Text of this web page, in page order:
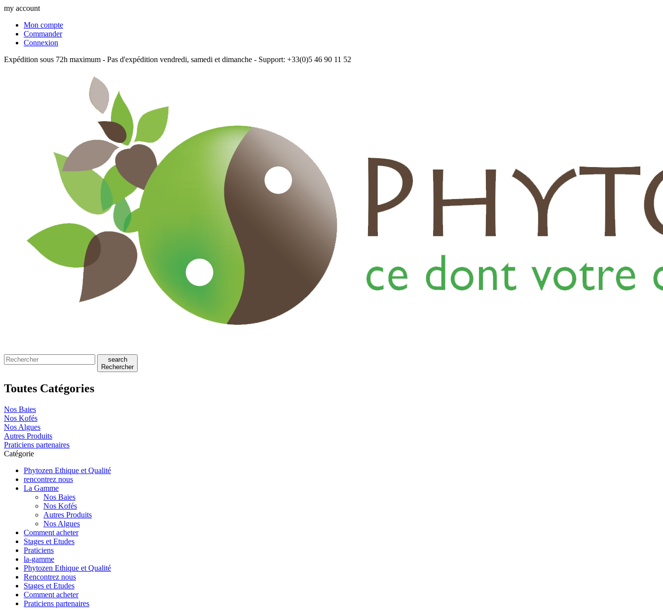
my account
Mon compte
Commander
Connexion
Expédition sous 72h maximum - Pas d'expédition vendredi, samedi et dimanche - Support: +33(0)5 46 90 11 52
search
Rechercher
Toutes Catégories
Nos Baies
Nos Kofés
Nos Algues
Autres Produits
Praticiens partenaires
Catégorie
Phytozen Ethique et Qualité
rencontrez nous
La Gamme
Nos Baies
Nos Kofés
Autres Produits
Nos Algues
Comment acheter
Stages et Etudes
Praticiens
la-gamme
Phytozen Ethique et Qualité
Rencontrez nous
Stages et Etudes
Comment acheter
Praticiens partenaires